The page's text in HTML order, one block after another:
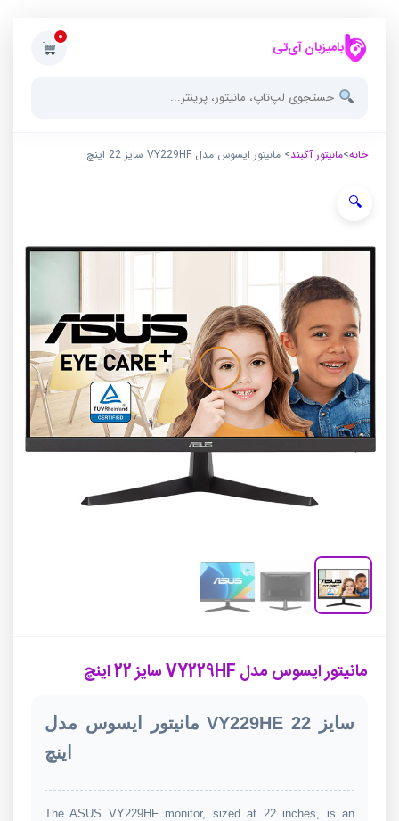
بامیزبان آی‌تی
0
خانه>مانیتور آکبند> مانیتور ایسوس مدل VY229HF سایز 22 اینچ
مانیتور ایسوس مدل VY229HF سایز 22 اینچ
مانیتور ایسوس مدل VY229HE سایز 22
اینچ
The ASUS VY229HF monitor, sized at 22 inches, is an